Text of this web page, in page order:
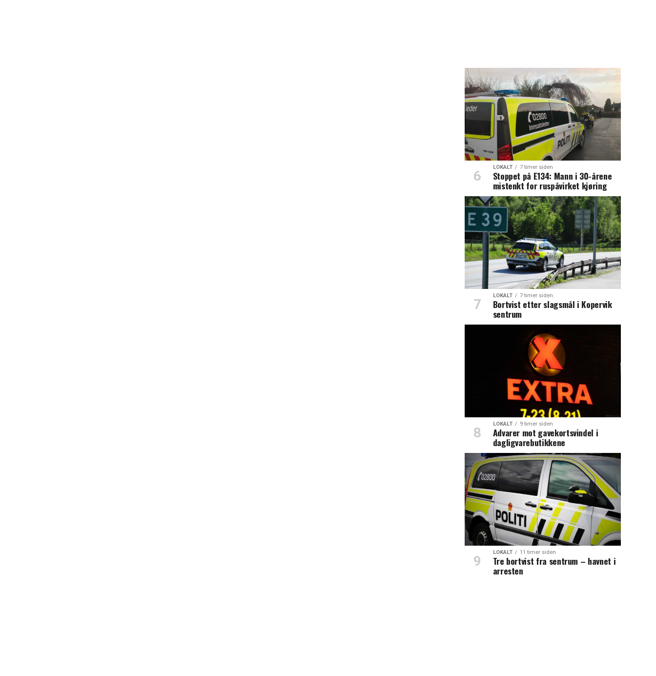
LOKALT 7 timer siden
Stoppet på E134: Mann i 30-årene
mistenkt for ruspåvirket kjøring
LOKALT 7 timer siden
Bortvist etter slagsmål i Kopervik
sentrum
LOKALT 9 timer siden
Advarer mot gavekortsvindel i
dagligvarebutikkene
LOKALT 11 timer siden
Tre bortvist fra sentrum – havnet i
arresten